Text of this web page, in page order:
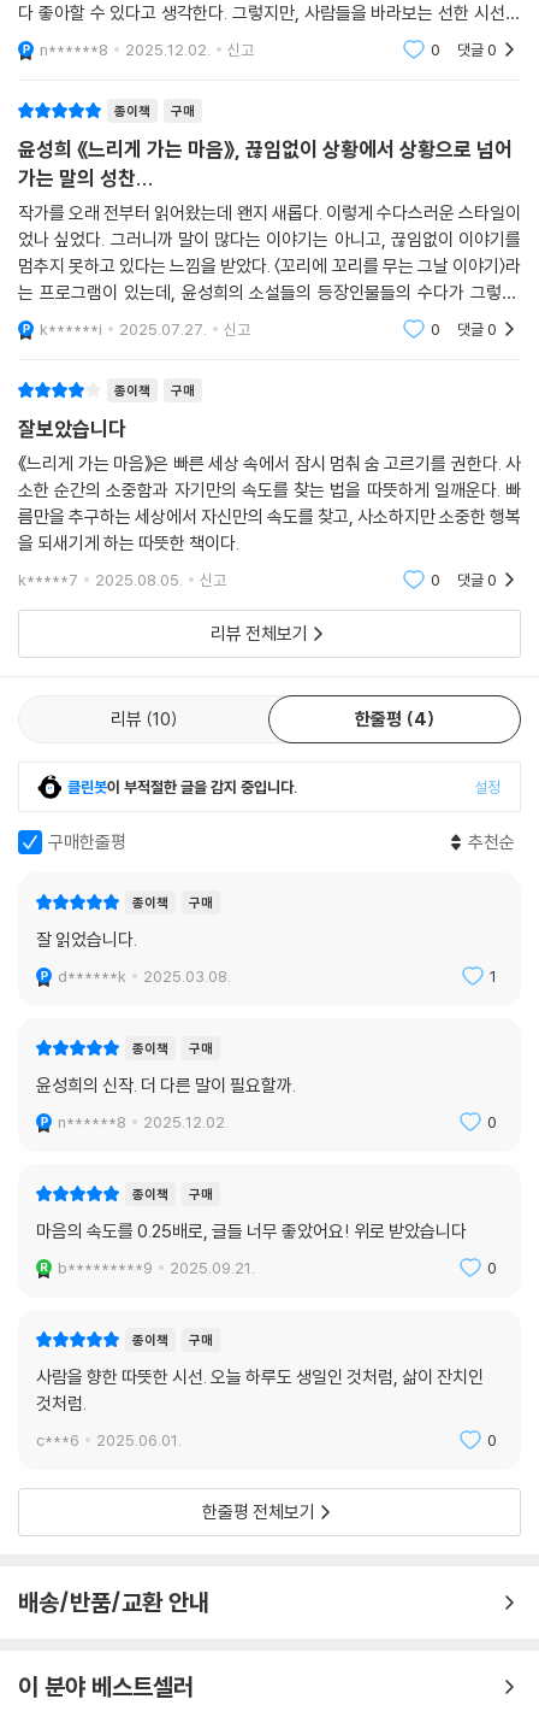
내 마음의 속도는 0.25배로 흘러가도록
표제작 「느리게 가는 마음」의 ‘나’는 ‘이모’와 함께 ‘느리게 가는 우체통’을
찾으러 떠난다. 사연인즉슨, 이모가 1년 전 그곳에서 남자친구에게 엽서를
썼는데 그후 이모와 헤어진 그가 얼마 전 결혼을 했다는 것, 그리고 엽서에
쓴 주소지에 아직도 살고 있다는 것, 그 엽서가 조만간 배달되기 전에 찾으
러 가자는 것이었다. 갑작스레 이루어진 이 엉뚱한 여행에서 ‘나’는 생각보
다 자기 자신에게 편지를 쓰는 사람들이 많다는 사실을 알게 된다. 그리고
그 편지에는 “지금처럼 잘하자. 지금까지 잘해왔다”(92면)는 식의, 스스
로를 향한 위로의 말이 담겨 있다는 것도.
“느리게 걷고, 느리게 보고, 느리게 생각하는 사람들의 행복한 하루”(작가
의 말)를 그리려 했다는 작가는 「느리게 가는 마음」에서 이름도 간판도 없
는 한 식당을 소개한다. 경로당에 모여 매일 고스톱을 치는 게 전부였던 할
머니들이 모여 만든 이 식당은 “팔리든 말든. 일단 우리가 맛있는 거 먹으
려고”(97면) 다 같이 차리게 된 곳이다. ‘나’는 평소 먹지도 않았던 나물 반
찬이 너무 맛있어 밥을 양껏 먹는다. 또, 자신만의 속도로 살아가는 「보통
의 속도」 속 ‘나’는 아파트 외벽 페인트공으로 일하며 매일매일 예쁜 구름
사진을 찍어 보관하고, 페인트칠을 하며 사랑하는 사람들의 이름을 아파트
벽에 몰래 새기기도 한다.
세상의 속도와 다르게 살아가는 인물들의 행보를 촘촘하게 따라가듯, 독자
또한 숨을 천천히 고르며 느리게 읽어야 윤성희 소설만의 감동을 축복처럼
누릴 수 있다. 짧은 문장 안에도 수많은 생의 얼굴이, 희로애락의 복잡한 감
명하며 독자에게 ‘느리게 가는 마음’의 미덕을 선사한다.
진짜 생일이 아니어도 상관없으니 오늘 하루를 생일이라고 생각하고 지내
테니까. 누군가의 생일을 축복하고 환대하는 마음으로 인간의 선의를 증명
하는 윤성희의 소설처럼 말이다.
다 좋아할 수 있다고 생각한다. 그렇지만, 사람들을 바라보는 선한 시선과
선한 주인공들의 다양한 삶의 이야기만큼 감동있는 소설이 결국엔, 좋다.
그리고 그런면에
n******8 2025.12.02. 신고 0 댓글0
종이책 구매
윤성희 《느리게 가는 마음》, 끊임없이 상황에서 상황으로 넘어
가는 말의 성찬...
작가를 오래 전부터 읽어왔는데 왠지 새롭다. 이렇게 수다스러운 스타일이
었나 싶었다. 그러니까 말이 많다는 이야기는 아니고, 끊임없이 이야기를
멈추지 못하고 있다는 느낌을 받았다. 〈꼬리에 꼬리를 무는 그날 이야기〉라
는 프로그램이 있는데, 윤성희의 소설들의 등장인물들의 수다가 그렇다.
다루고 있는 이야기의 사이즈는 조금 작지만 그야말로 끊임없이 상황에서
상황으로 넘
k******i 2025.07.27. 신고 0 댓글0
종이책 구매
잘보았습니다
《느리게 가는 마음》은 빠른 세상 속에서 잠시 멈춰 숨 고르기를 권한다. 사
소한 순간의 소중함과 자기만의 속도를 찾는 법을 따뜻하게 일깨운다. 빠
름만을 추구하는 세상에서 자신만의 속도를 찾고, 사소하지만 소중한 행복
을 되새기게 하는 따뜻한 책이다.
k*****7 2025.08.05. 신고 0 댓글0
리뷰 전체보기
리뷰 10 한줄평 4
클린봇이 부적절한 글을 감지 중입니다. 설정
구매한줄평 추천순
종이책 구매
잘 읽었습니다.
d******k 2025.03.08. 1
종이책 구매
윤성희의 신작. 더 다른 말이 필요할까.
n******8 2025.12.02. 0
종이책 구매
마음의 속도를 0.25배로, 글들 너무 좋았어요! 위로 받았습니다
b*********9 2025.09.21. 0
종이책 구매
사람을 향한 따뜻한 시선. 오늘 하루도 생일인 것처럼, 삶이 잔치인
것처럼.
c***6 2025.06.01. 0
한줄평 전체보기
배송/반품/교환 안내
이 분야 베스트셀러